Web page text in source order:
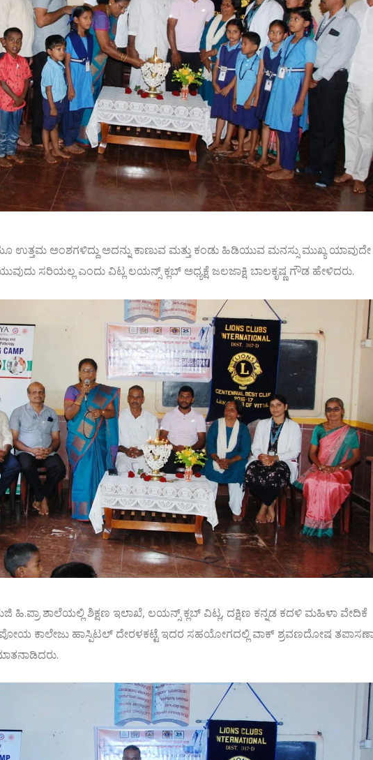
ಉತ್ತಮ ಅಂಶಗಳಿದ್ದು ಅದನ್ನು ಕಾಣುವ ಮತ್ತು ಕಂಡು ಹಿಡಿಯುವ ಮನಸ್ಸು ಮುಖ್ಯ ಯಾವುದೇ
ಸರಿಯಲ್ಲ ಎಂದು ವಿಟ್ಲ ಲಯನ್ಸ್ ಕ್ಲಬ್ ಅಧ್ಯಕ್ಷೆ ಜಲಜಾಕ್ಷಿ ಬಾಲಕೃಷ್ಣ ಗೌಡ ಹೇಳಿದರು.
ಹಿ.ಪ್ರಾ ಶಾಲೆಯಲ್ಲಿ ಶಿಕ್ಷಣ ಇಲಾಖೆ, ಲಯನ್ಸ್ ಕ್ಲಬ್ ವಿಟ್ಲ, ದಕ್ಷಿಣ ಕನ್ನಡ ಕದಳಿ ಮಹಿಳಾ ವೇದಿಕೆ
ಕಾಲೇಜು ಹಾಸ್ಪಿಟಲ್ ದೇರಳಕಟ್ಟೆ ಇದರ ಸಹಯೋಗದಲ್ಲಿ ವಾಕ್ ಶ್ರವಣದೋಷ